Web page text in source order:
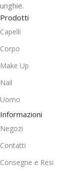
unghie.
Prodotti
Capelli
Corpo
Make Up
Nail
Uomo
Informazioni
Negozi
Contatti
Consegne e Resi